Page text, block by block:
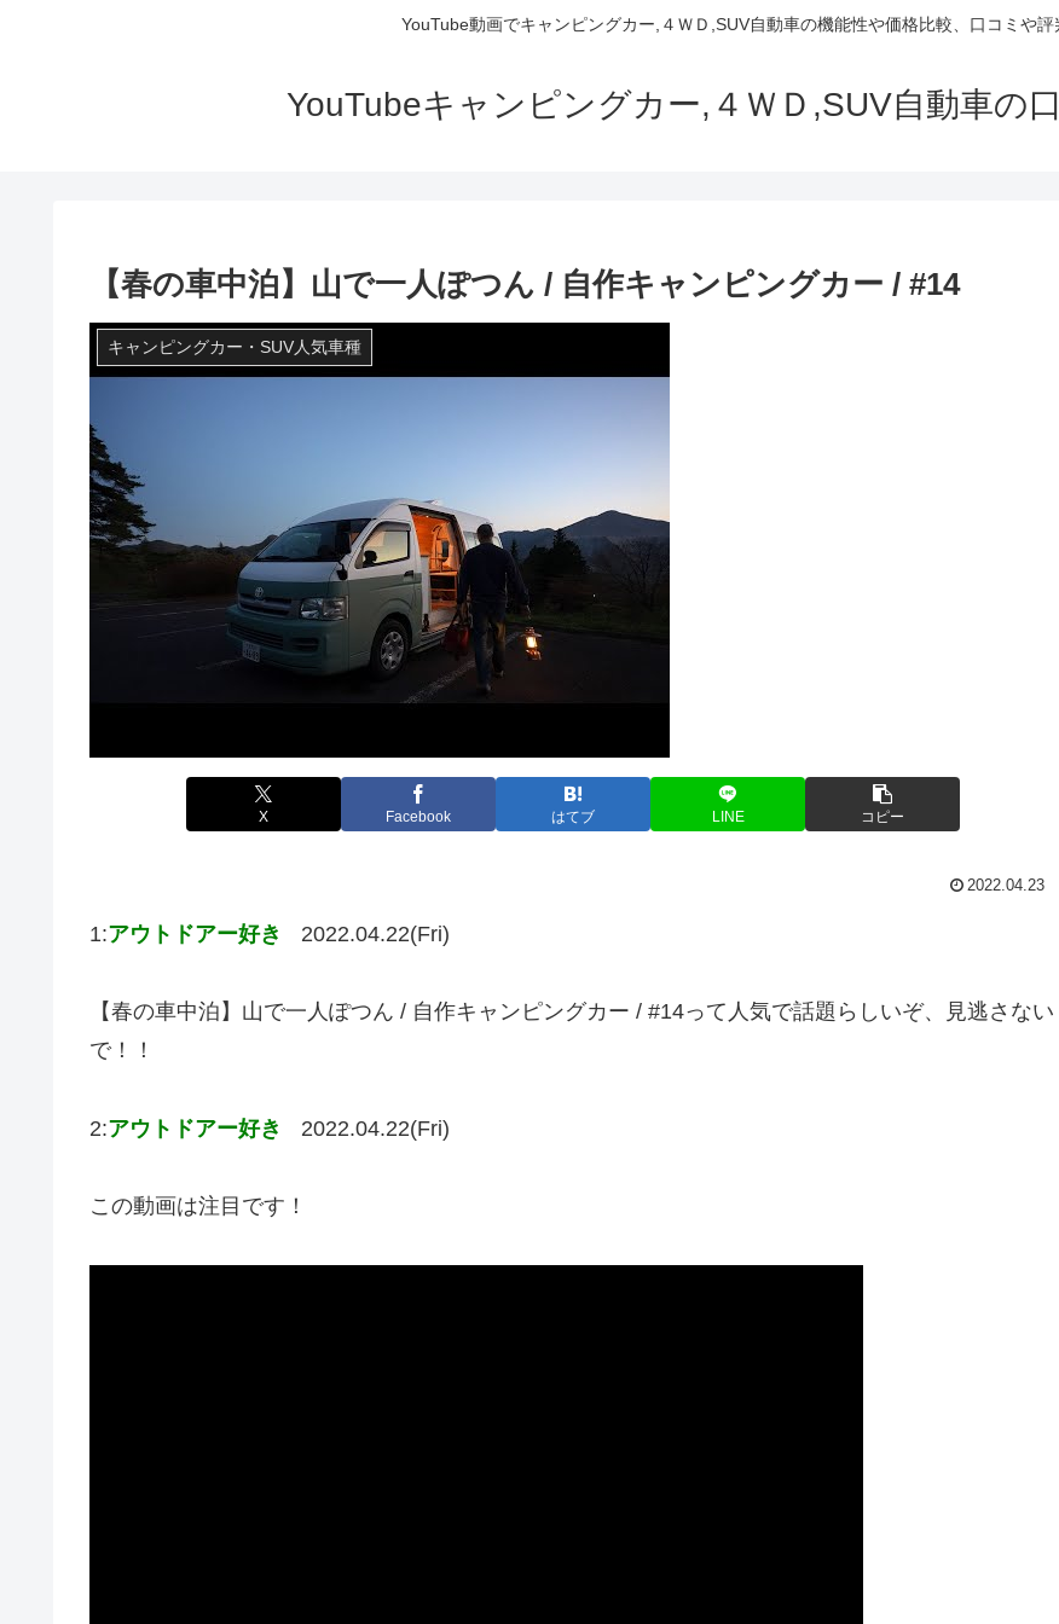
YouTube動画でキャンピングカー,４ＷＤ,SUV自動車の機能性や価格比較、口コミや評
YouTubeキャンピングカー,４ＷＤ,SUV自動車の
【春の車中泊】山で一人ぽつん / 自作キャンピングカー / #14
キャンピングカー・SUV人気車種
X Facebook はてブ LINE コピー
2022.04.23
1:アウトドアー好き 2022.04.22(Fri)
【春の車中泊】山で一人ぽつん / 自作キャンピングカー / #14って人気で話題らしいぞ、見逃さない
で！！
2:アウトドアー好き 2022.04.22(Fri)
この動画は注目です！